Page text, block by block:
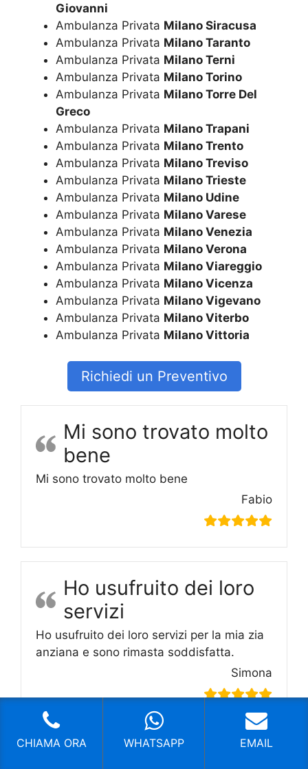
Giovanni
Ambulanza Privata Milano Siracusa
Ambulanza Privata Milano Taranto
Ambulanza Privata Milano Terni
Ambulanza Privata Milano Torino
Ambulanza Privata Milano Torre Del
Greco
Ambulanza Privata Milano Trapani
Ambulanza Privata Milano Trento
Ambulanza Privata Milano Treviso
Ambulanza Privata Milano Trieste
Ambulanza Privata Milano Udine
Ambulanza Privata Milano Varese
Ambulanza Privata Milano Venezia
Ambulanza Privata Milano Verona
Ambulanza Privata Milano Viareggio
Ambulanza Privata Milano Vicenza
Ambulanza Privata Milano Vigevano
Ambulanza Privata Milano Viterbo
Ambulanza Privata Milano Vittoria
Richiedi un Preventivo
Mi sono trovato molto
bene
Mi sono trovato molto bene
Fabio
Ho usufruito dei loro
servizi
Ho usufruito dei loro servizi per la mia zia
anziana e sono rimasta soddisfatta.
Simona
CHIAMA ORA WHATSAPP EMAIL